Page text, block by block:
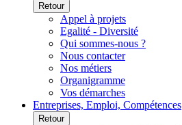
Retour
Appel à projets
Egalité - Diversité
Qui sommes-nous ?
Nous contacter
Nos métiers
Organigramme
Vos démarches
Entreprises, Emploi, Compétences
Retour